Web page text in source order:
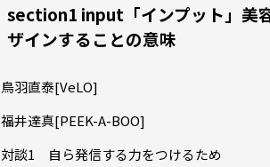
section1 input「インプット」美
ザインすることの意味
鳥羽直泰[VeLO]
福井達真[PEEK-A-BOO]
対談1 自ら発信する力をつけるため